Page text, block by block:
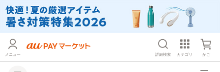
メニュー 詳細検索 カテゴリ かご